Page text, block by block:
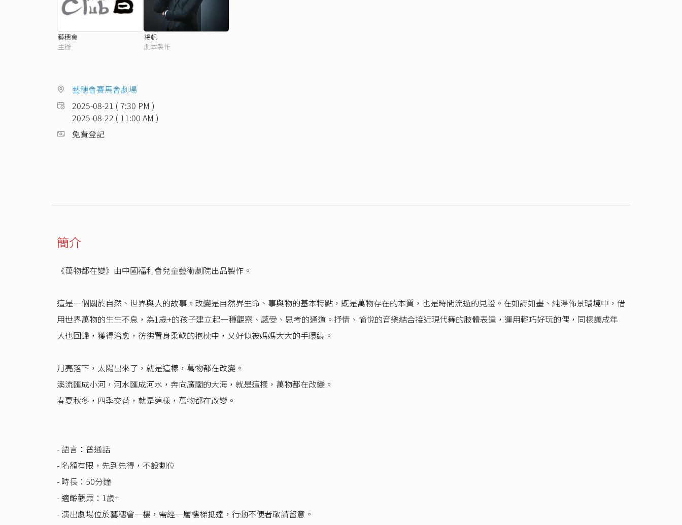
藝穗會
主辦
楊帆
劇本製作
藝穗會賽馬會劇場
2025-08-21 ( 7:30 PM )
2025-08-22 ( 11:00 AM )
免費登記
簡介
《萬物都在變》由中國福利會兒童藝術劇院出品製作。
這是一個關於自然、世界與人的故事。改變是自然界生命、事與物的基本特點，既是萬物存在的本質，也是時間流逝的見證。在如詩如畫、純淨佈景環境中，借
用世界萬物的生生不息，為1歲+的孩子建立起一種觀察、感受、思考的通道。抒情、愉悅的音樂結合接近現代舞的肢體表達，運用輕巧好玩的偶，同樣讓成年
人也回歸，獲得治愈，彷彿置身柔軟的抱枕中，又好似被媽媽大大的手環繞。
月亮落下，太陽出來了，就是這樣，萬物都在改變。
溪流匯成小河，河水匯成河水，奔向廣闊的大海，就是這樣，萬物都在改變。
春夏秋冬，四季交替，就是這樣，萬物都在改變。
- 語言：普通話
- 名額有限，先到先得，不設劃位
- 時長：50分鐘
- 適齡觀眾：1歲+
- 演出劇場位於藝穗會一樓，需經一層樓梯抵達，行動不便者敬請留意。